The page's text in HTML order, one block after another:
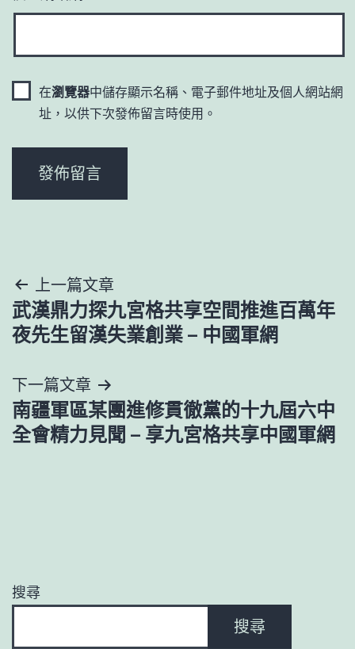
在瀏覽器中儲存顯示名稱、電子郵件地址及個人網站網
址，以供下次發佈留言時使用。
文
章
覽
上一篇文章
武漢鼎力探九宮格共享空間推進百萬年
夜先生留漢失業創業 – 中國軍網
下一篇文章
南疆軍區某團進修貫徹黨的十九屆六中
全會精力見聞 – 享九宮格共享中國軍網
搜尋
搜尋